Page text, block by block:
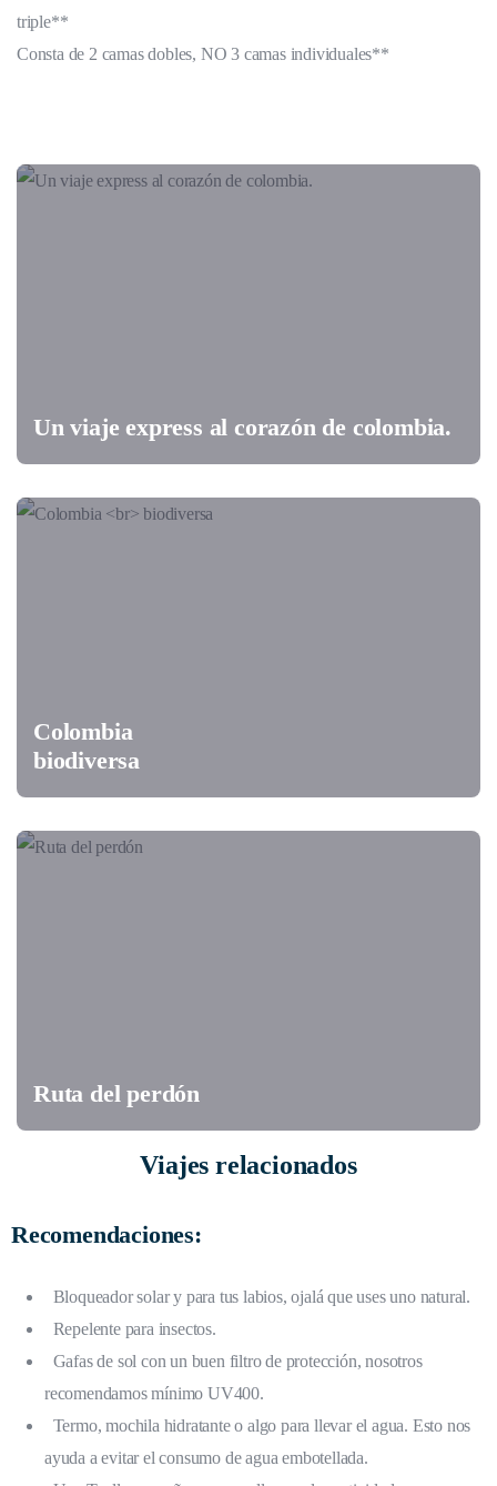
triple**
Consta de 2 camas dobles, NO 3 camas individuales**
Un viaje express al corazón de colombia.
Colombia
biodiversa
Ruta del perdón
Viajes relacionados
Recomendaciones:
Bloqueador solar y para tus labios, ojalá que uses uno natural.
Repelente para insectos.
Gafas de sol con un buen filtro de protección, nosotros
recomendamos mínimo UV400.
Termo, mochila hidratante o algo para llevar el agua. Esto nos
ayuda a evitar el consumo de agua embotellada.